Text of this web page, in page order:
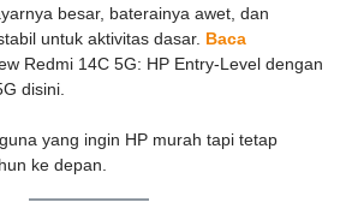
besar, baterainya awet, dan
untuk aktivitas dasar. Baca
Redmi 14C 5G: HP Entry-Level dengan
disini.
yang ingin HP murah tapi tetap
ke depan.